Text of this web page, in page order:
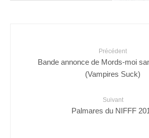
Précédent
Bande annonce de Mords-moi
(Vampires Suck)
Suivant
Palmares du NIFFF